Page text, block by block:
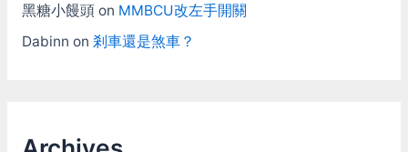
黑糖小饅頭on MMBCU改左手開關
Dabinn on 剎車還是煞車？